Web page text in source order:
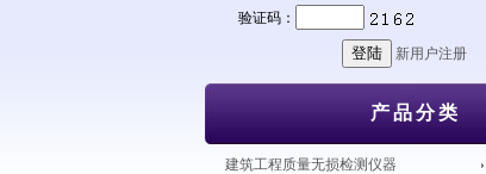
验证码：
新用户注册
产品分类
建筑工程质量无损检测仪器